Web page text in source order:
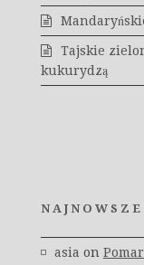
Tajskie
kukurydzą
asia on